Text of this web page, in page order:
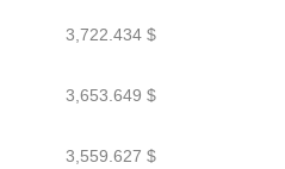
3,722.434 $
3,653.649 $
3,559.627 $